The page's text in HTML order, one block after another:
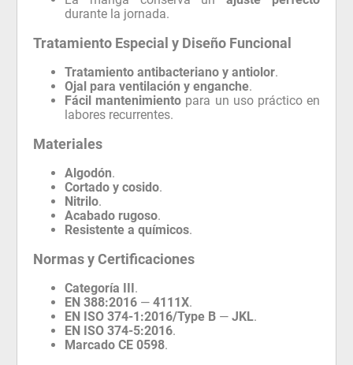
durante la jornada.
Tratamiento Especial y Diseño Funcional
Tratamiento antibacteriano y antiolor.
Ojal para ventilación y enganche.
Fácil mantenimiento para un uso práctico en
labores recurrentes.
Materiales
Algodón.
Cortado y cosido.
Nitrilo.
Acabado rugoso.
Resistente a químicos.
Normas y Certificaciones
Categoría III.
EN 388:2016 —4111X.
EN ISO 374-1:2016/Type B —JKL.
EN ISO 374-5:2016.
Marcado CE 0598.